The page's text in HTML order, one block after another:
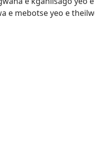
e mebotse yeo e